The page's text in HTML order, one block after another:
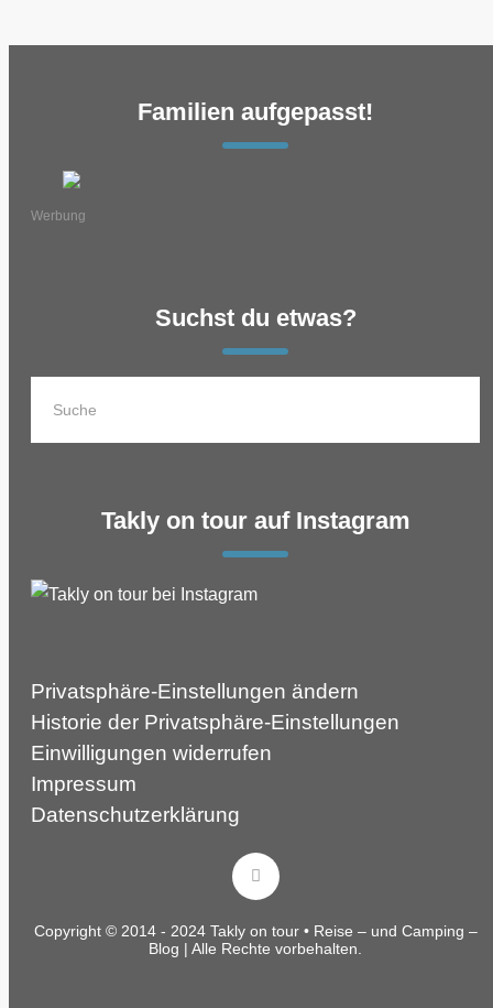
Familien aufgepasst!
Werbung
Suchst du etwas?
Takly on tour auf Instagram
Privatsphäre-Einstellungen ändern
Historie der Privatsphäre-Einstellungen
Einwilligungen widerrufen
Impressum
Datenschutzerklärung
Copyright © 2014 - 2024 Takly on tour • Reise – und Camping –
Blog | Alle Rechte vorbehalten.